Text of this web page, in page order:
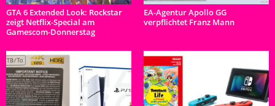
GTA 6 Extended Look: Rockstar
zeigt Netflix-Special am
Gamescom-Donnerstag
EA-Agentur Apollo GG
verpflichtet Franz Mann